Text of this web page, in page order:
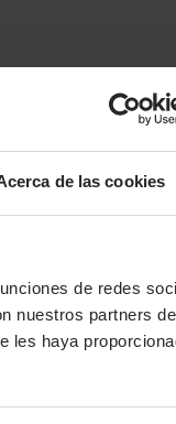
de las cookies
de redes
nuestros partners de
les haya